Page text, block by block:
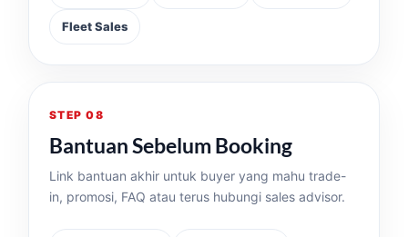
Fleet Sales
STEP 08
Bantuan Sebelum Booking
Link bantuan akhir untuk buyer yang mahu trade-
in, promosi, FAQ atau terus hubungi sales advisor.